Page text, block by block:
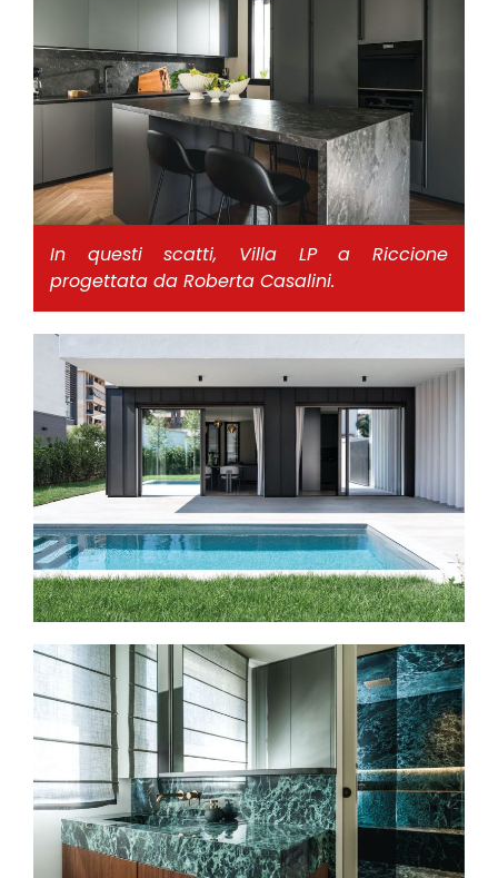
In questi scatti, Villa LP a Riccione
progettata da Roberta Casalini.